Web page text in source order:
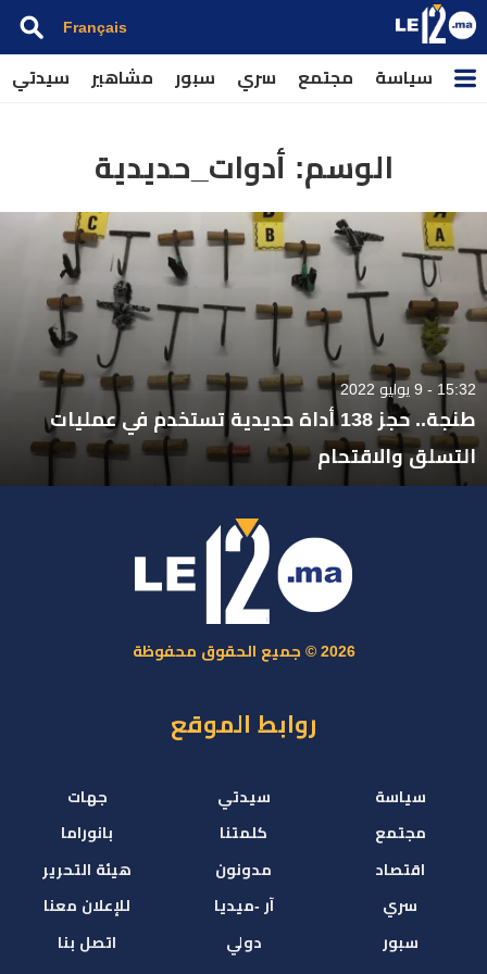
Français
سياسة مجتمع سري سبور مشاهير سيدتي
الوسم: أدوات_حديدية
15:32 - 9 يوليو 2022
طنجة.. حجز 138 أداة حديدية تستخدم في عمليات
التسلق والاقتحام
2026 © جميع الحقوق محفوظة
روابط الموقع
سياسة
مجتمع
اقتصاد
سري
سبور
سيدتي
كلمتنا
مدونون
آر -ميديا
دولي
جهات
بانوراما
هيئة التحرير
للإعلان معنا
اتصل بنا